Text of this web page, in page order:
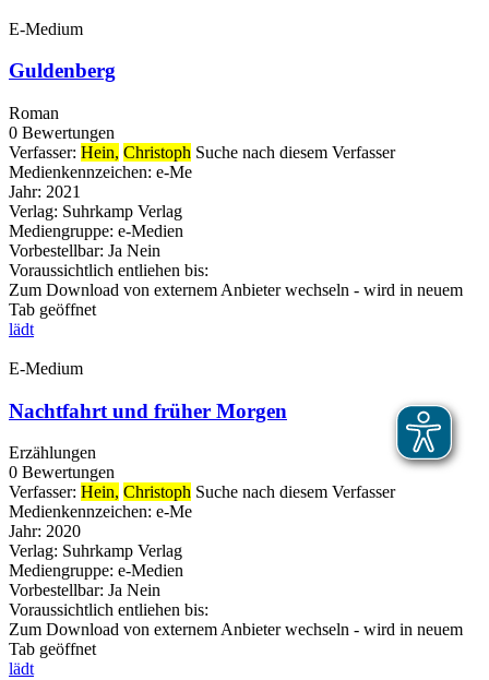
E-Medium
Guldenberg
Roman
0 Bewertungen
Verfasser: Hein, Christoph Suche nach diesem Verfasser
Medienkennzeichen: e-Me
Jahr: 2021
Verlag: Suhrkamp Verlag
Mediengruppe: e-Medien
Vorbestellbar: Ja Nein
Voraussichtlich entliehen bis:
Zum Download von externem Anbieter wechseln - wird in neuem
Tab geöffnet
lädt
E-Medium
Nachtfahrt und früher Morgen
Erzählungen
0 Bewertungen
Verfasser: Hein, Christoph Suche nach diesem Verfasser
Medienkennzeichen: e-Me
Jahr: 2020
Verlag: Suhrkamp Verlag
Mediengruppe: e-Medien
Vorbestellbar: Ja Nein
Voraussichtlich entliehen bis:
Zum Download von externem Anbieter wechseln - wird in neuem
Tab geöffnet
lädt